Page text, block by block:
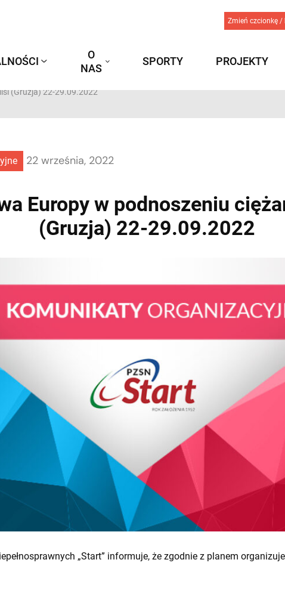
Zmień czcionkę /
O
NAS
SPORTY PROJEKTY
(Gruzja) 22-29.09.2022
22 września, 2022
Europy w podnoszeniu
(Gruzja) 22-29.09.2022
„Start” informuje, że zgodnie z planem